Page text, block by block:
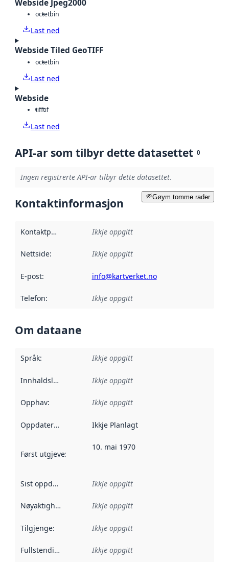
Webside Jpeg2000
octetbin
Last ned
Webside Tiled GeoTIFF
octetbin
Last ned
Webside
tifftif
Last ned
API-ar som tilbyr dette datasettet 0
Ingen registrerte API-ar tilbyr dette datasettet.
Gøym tomme rader
Kontaktinformasjon
Kontaktpunkt Ikkje oppgitt
Nettside: Ikkje oppgitt
E-post: info@kartverket.no
Telefon: Ikkje oppgitt
Om dataane
Språk: Ikkje oppgitt
Innhaldsleverandørar :
Ikkje oppgitt
Opphav: Ikkje oppgitt
Oppdateringsfrekvens :
Ikkje Planlagt
Først utgjeve:
10. mai 1970
Sist oppdatert Ikkje oppgitt
Nøyaktigheit Ikkje oppgitt
Tilgjenge: Ikkje oppgitt
Fullstendigheit Ikkje oppgitt